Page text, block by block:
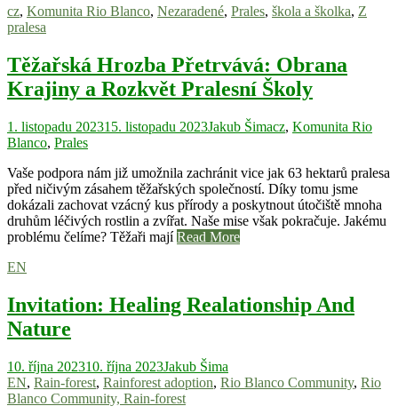
cz, Komunita Rio Blanco, Nezaradené, Prales, škola a školka, Z
pralesa
Těžařská Hrozba Přetrvává: Obrana
Krajiny a Rozkvět Pralesní Školy
1. listopadu 202315. listopadu 2023Jakub Šimacz, Komunita Rio
Blanco, Prales
Vaše podpora nám již umožnila zachránit vice jak 63 hektarů pralesa
před ničivým zásahem těžařských společností. Díky tomu jsme
dokázali zachovat vzácný kus přírody a poskytnout útočiště mnoha
druhům léčivých rostlin a zvířat. Naše mise však pokračuje. Jakému
problému čelíme? Těžaři majíRead More
EN
Invitation: Healing Realationship And
Nature
10. října 202310. října 2023Jakub Šima
EN, Rain-forest, Rainforest adoption, Rio Blanco Community, Rio
Blanco Community, Rain-forest